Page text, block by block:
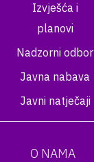
Izvješća i
planovi
Nadzorni odbor
Javna nabava
Javni natječaji
O NAMA